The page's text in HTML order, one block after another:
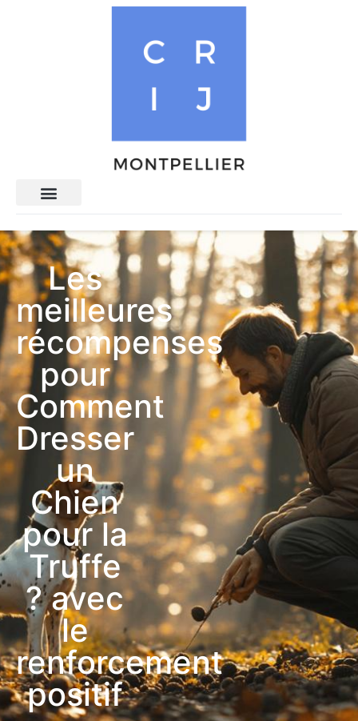
Les
meilleures
récompenses
pour
Comment
Dresser
un
Chien
pour la
Truffe
? avec
le
renforcement
positif